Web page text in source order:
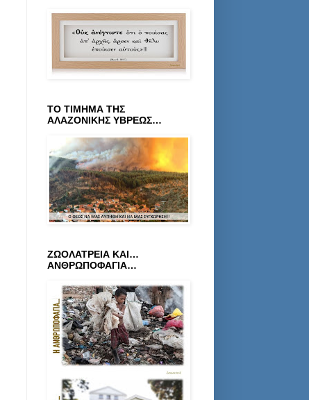
ΤΟ ΤΙΜΗΜΑ ΤΗΣ
ΑΛΑΖΟΝΙΚΗΣ ΥΒΡΕΩΣ…
ΖΩΟΛΑΤΡΕΙΑ ΚΑΙ…
ΑΝΘΡΩΠΟΦΑΓΙΑ…